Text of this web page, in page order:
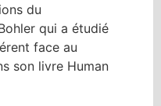
du
qui a étudié
face au
son livre Human